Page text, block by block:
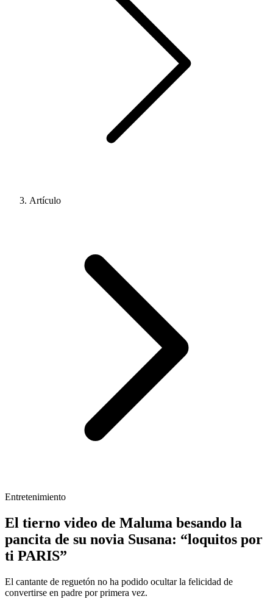
Artículo
Entretenimiento
El tierno video de Maluma besando la
pancita de su novia Susana: “loquitos por
ti PARIS”
El cantante de reguetón no ha podido ocultar la felicidad de
convertirse en padre por primera vez.